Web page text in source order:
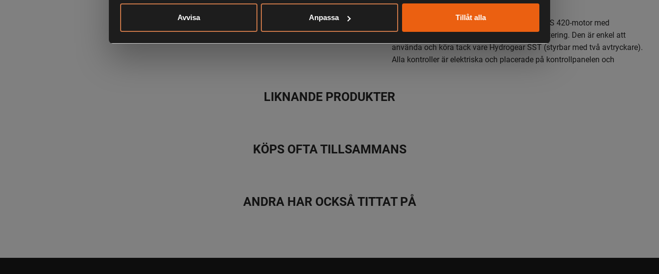
Avvisa Anpassa Tillåt alla
ST 7276 PH drivs av en stark 420 cc STIGA WS 420-motor med
hydrostatisk transmission för en bekväm hantering. Den är enkel att
använda och köra tack vare Hydrogear SST (styrbar med två avtryckare).
Alla kontroller är elektriska och placerade på kontrollpanelen och
gör den perfekt för att röja undan snö från alla ytor, från klinkergolv och
LIKNANDE PRODUKTER
KÖPS OFTA TILLSAMMANS
ANDRA HAR OCKSÅ TITTAT PÅ